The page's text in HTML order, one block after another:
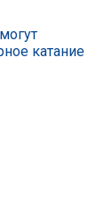
катание